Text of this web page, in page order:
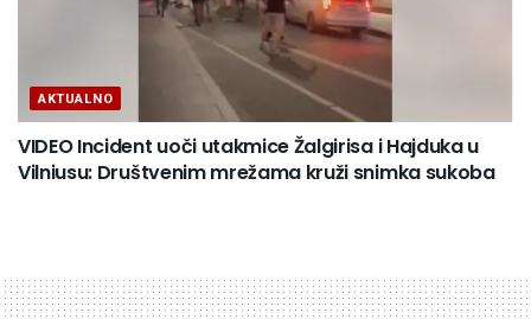
AKTUALNO
VIDEO Incident uoči utakmice Žalgirisa i Hajduka u
Vilniusu: Društvenim mrežama kruži snimka sukoba